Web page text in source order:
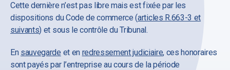
Cette dernière n’est pas libre mais est fixée par les
dispositions du Code de commerce (articles R.663-3 et
suivants) et sous le contrôle du Tribunal.
En sauvegarde et en redressement judiciaire, ces honoraires
sont payés par l’entreprise au cours de la période